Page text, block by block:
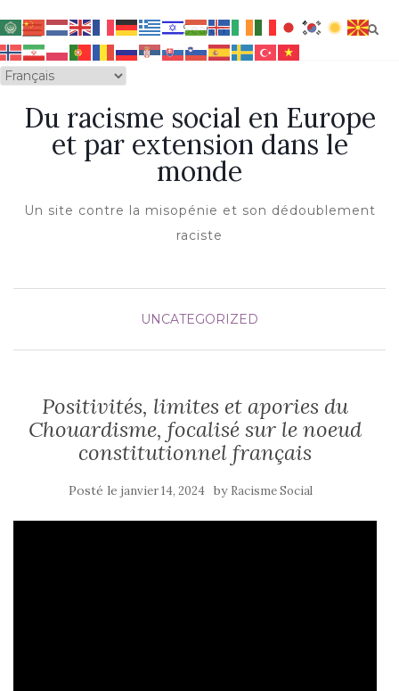
OUVRIR/FERMER LA NAVIGATION
Du racisme social en Europe
et par extension dans le
monde
Un site contre la misopénie et son dédoublement
raciste
UNCATEGORIZED
Positivités, limites et apories du
Chouardisme, focalisé sur le noeud
constitutionnel français
Posté le janvier 14, 2024 by Racisme Social